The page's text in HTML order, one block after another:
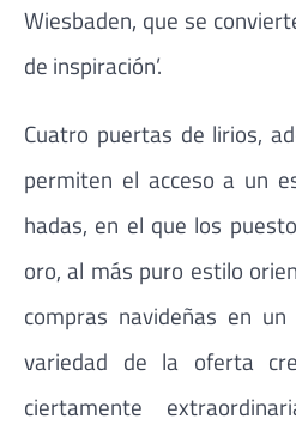
Wiesbaden, que se
de inspiración’.
Cuatro puertas de lirios,
permiten el acceso a un
hadas, en el que los
oro, al más puro estilo
compras navideñas en
variedad de la oferta
ciertamente